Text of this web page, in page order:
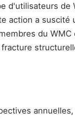
d'utilisateurs
action a suscité
du